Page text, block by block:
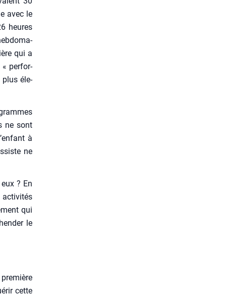
avec le
heures
qui a
« per­for­
plus éle­
ne sont
à
ne
? En
acti­vi­tés
qui
le
cette